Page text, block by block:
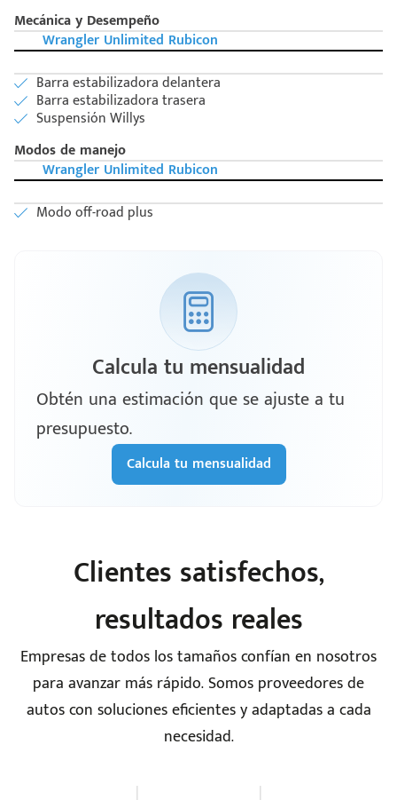
Mecánica y Desempeño
Wrangler Unlimited Rubicon
Barra estabilizadora delantera
Barra estabilizadora trasera
Suspensión Willys
Modos de manejo
Wrangler Unlimited Rubicon
Modo off-road plus
Calcula tu mensualidad
Obtén una estimación que se ajuste a tu
presupuesto.
Calcula tu mensualidad
Clientes satisfechos,
resultados reales
Empresas de todos los tamaños confían en nosotros
para avanzar más rápido. Somos proveedores de
autos con soluciones eficientes y adaptadas a cada
necesidad.